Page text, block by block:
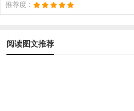
推荐度：
阅读图文推荐